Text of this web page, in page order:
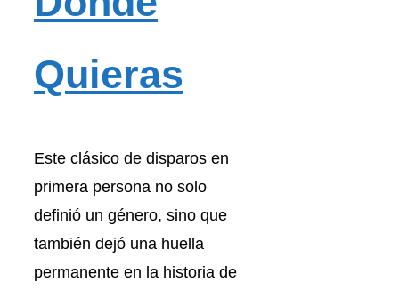
Quieras
Este clásico de disparos en
primera persona no solo
definió un género, sino que
también dejó una huella
permanente en la historia de